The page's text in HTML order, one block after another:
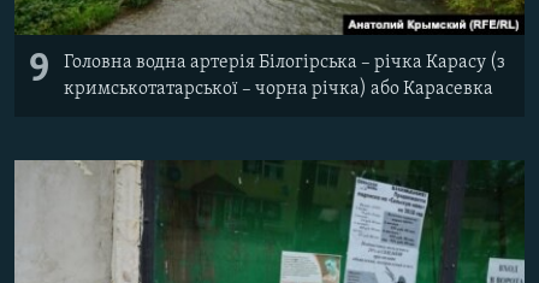
9
Головна водна артерія Білогірська – річка Карасу (з
кримськотатарської – чорна річка) або Карасевка